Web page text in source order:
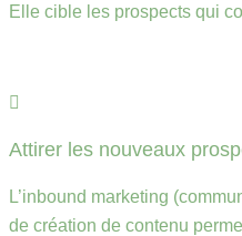
Elle cible les prospects qui
Attirer les nouveaux
L’inbound marketing
de création de contenu